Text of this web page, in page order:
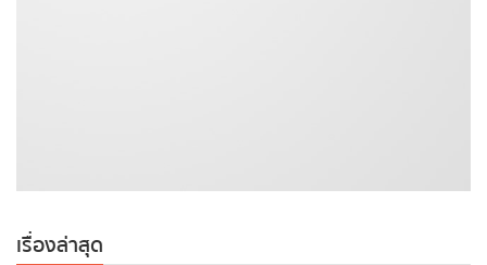
เรื่องล่าสุด